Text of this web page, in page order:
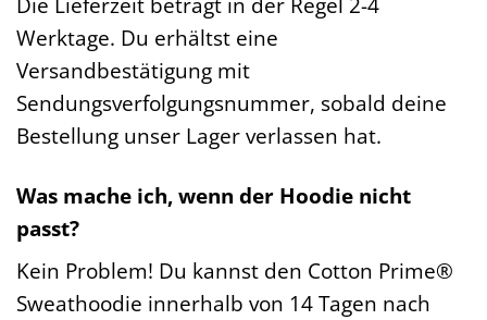
Werktage. Du erhältst eine
Versandbestätigung mit
Sendungsverfolgungsnummer, sobald deine
Bestellung unser Lager verlassen hat.
Was mache ich, wenn der Hoodie nicht
passt?
Kein Problem! Du kannst den Cotton Prime®
Sweathoodie innerhalb von 14 Tagen nach